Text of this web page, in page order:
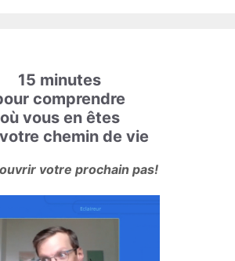
15 minutes
comprendre
où vous en êtes
chemin de vie
votre prochain pas!